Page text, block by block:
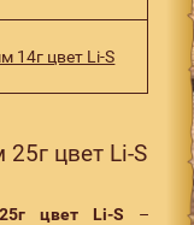
14г цвет Li-S
цвет Li-S
цвет Li-S –